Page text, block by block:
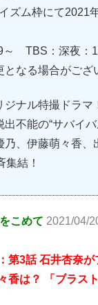
ズム枠にて2021
～ TBS：深夜：1
なる場合がござ
ナル特撮ドラマ
不能の“サバイバ
乃、伊藤萌々香、
集結！
こめて 2021/04/
第3話 石井杏奈が
香は？ 「ブラス